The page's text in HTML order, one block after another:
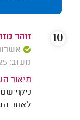
זוהר
אשרור: 12/02/
משוב: 14/12/2025
תיאור
ניקוי
לאחר
10